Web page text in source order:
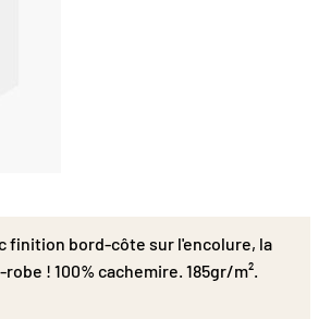
finition bord-côte sur l'encolure, la
! 100% cachemire. 185gr/m².